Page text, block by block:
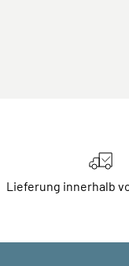
Lieferung innerhalb